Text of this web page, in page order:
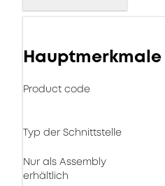
Hauptmerkmale
Product code
Typ der Schnittstelle
Nur als Assembly
erhältlich